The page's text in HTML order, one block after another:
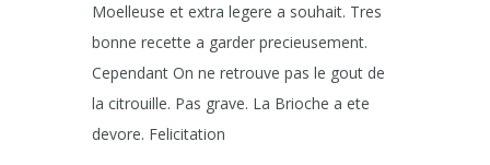
Moelleuse et extra legere a souhait. Tres
bonne recette a garder precieusement.
Cependant On ne retrouve pas le gout de
la citrouille. Pas grave. La Brioche a ete
devore. Felicitation